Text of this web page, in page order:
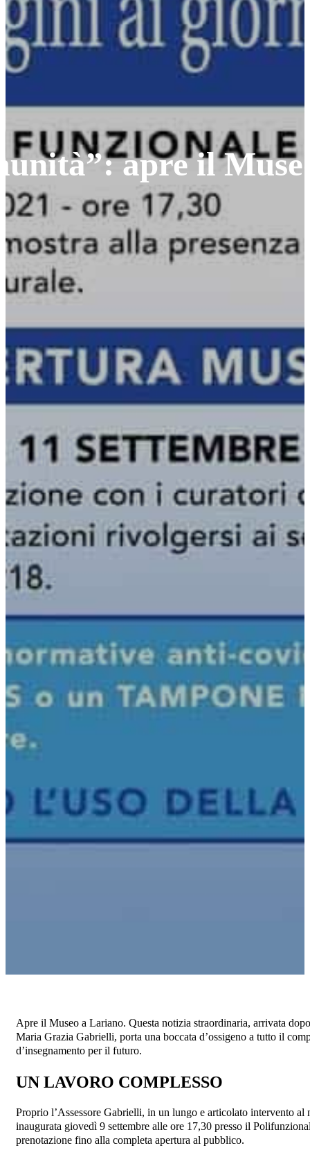
apre il
Apre il Museo a Lariano. Questa notizia straordinaria, arrivata
Maria Grazia Gabrielli, porta una boccata d’ossigeno a tutto il
d’insegnamento per il futuro.
UN LAVORO COMPLESSO
Proprio l’Assessore Gabrielli, in un lungo e articolato intervento
inaugurata giovedì 9 settembre alle ore 17,30 presso il
prenotazione fino alla completa apertura al pubblico.